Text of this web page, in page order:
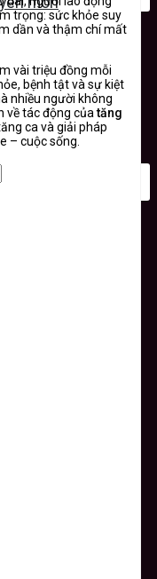
trọng: sức khỏe suy
dần và thậm chí mất
vài triệu đồng mỗi
bệnh tật và sự kiệt
nhiều người không
về tác động củatăng
ca và giải pháp
– cuộc sống.